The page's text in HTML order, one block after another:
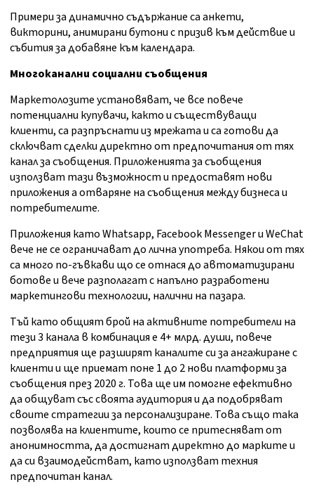
Примери за динамично съдържание са анкети,
викторини, анимирани бутони с призив към действие и
събития за добавяне към календара.
Многоканални социални съобщения
Маркетолозите установяват, че все повече
потенциални купувачи, както и съществуващи
клиенти, са разпръснати из мрежата и са готови да
сключват сделки директно от предпочитания от тях
канал за съобщения. Приложенията за съобщения
използват тази възможност и предоставят нови
приложения а отваряне на съобщения между бизнеса и
потребителите.
Приложения като Whatsapp, Facebook Messenger и WeChat
вече не се ограничават до лична употреба. Някои от тях
са много по-гъвкави що се отнася до автоматизирани
ботове и вече разполагат с напълно разработени
маркетингови технологии, налични на пазара.
Тъй като общият брой на активните потребители на
тези 3 канала в комбинация е 4+ млрд. души, повече
предприятия ще разширят каналите си за ангажиране с
клиенти и ще приемат поне 1 до 2 нови платформи за
съобщения през 2020 г. Това ще им помогне ефективно
да общуват със своята аудитория и да подобряват
своите стратегии за персонализиране. Това също така
позволява на клиентите, които се притесняват от
анонимността, да достигнат директно до марките и
да си взаимодействат, като използват техния
предпочитан канал.